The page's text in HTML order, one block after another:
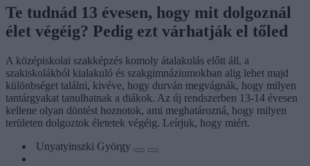
Te tudnád 13 évesen, hogy mit dolgoznál
élet végéig? Pedig ezt várhatják el tőled
A középiskolai szakképzés komoly átalakulás előtt áll, a
szakiskolákból kialakuló és szakgimnáziumokban alig lehet majd
különbséget találni, kivéve, hogy durván megvágnák, hogy milyen
tantárgyakat tanulhatnak a diákok. Az új rendszerben 13-14 évesen
kellene olyan döntést hoznotok, ami meghatározná, hogy milyen
területen dolgoztok életetek végéig. Leírjuk, hogy miért.
Unyatyinszki György